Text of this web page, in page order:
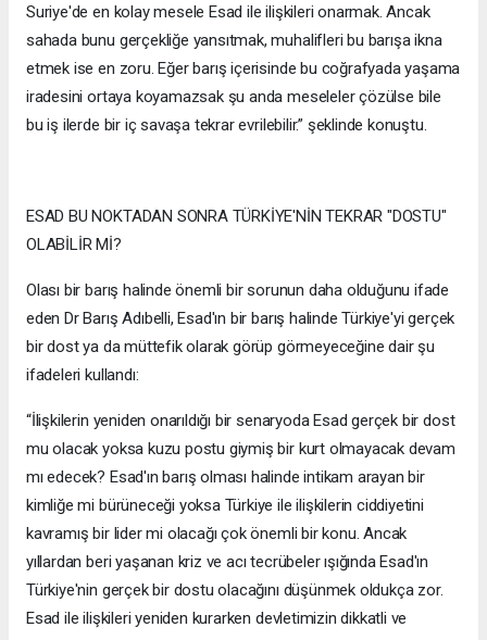
Suriye'de en kolay mesele Esad ile ilişkileri onarmak. Ancak
sahada bunu gerçekliğe yansıtmak, muhalifleri bu barışa ikna
etmek ise en zoru. Eğer barış içerisinde bu coğrafyada yaşama
iradesini ortaya koyamazsak şu anda meseleler çözülse bile
bu iş ilerde bir iç savaşa tekrar evrilebilir.” şeklinde konuştu.
ESAD BU NOKTADAN SONRA TÜRKİYE'NİN TEKRAR "DOSTU"
OLABİLİR Mİ?
Olası bir barış halinde önemli bir sorunun daha olduğunu ifade
eden Dr Barış Adıbelli, Esad'ın bir barış halinde Türkiye'yi gerçek
bir dost ya da müttefik olarak görüp görmeyeceğine dair şu
ifadeleri kullandı:
“İlişkilerin yeniden onarıldığı bir senaryoda Esad gerçek bir dost
mu olacak yoksa kuzu postu giymiş bir kurt olmayacak devam
mı edecek? Esad'ın barış olması halinde intikam arayan bir
kimliğe mi bürüneceği yoksa Türkiye ile ilişkilerin ciddiyetini
kavramış bir lider mi olacağı çok önemli bir konu. Ancak
yıllardan beri yaşanan kriz ve acı tecrübeler ışığında Esad'ın
Türkiye'nin gerçek bir dostu olacağını düşünmek oldukça zor.
Esad ile ilişkileri yeniden kurarken devletimizin dikkatli ve